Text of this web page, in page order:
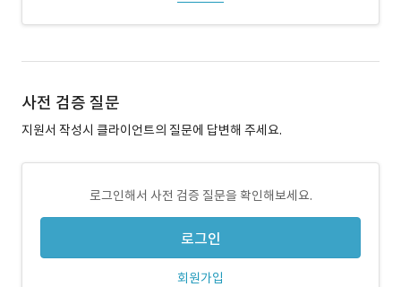
사전 검증 질문
지원서 작성시 클라이언트의 질문에 답변해 주세요.
로그인해서 사전 검증 질문을 확인해보세요.
로그인
회원가입